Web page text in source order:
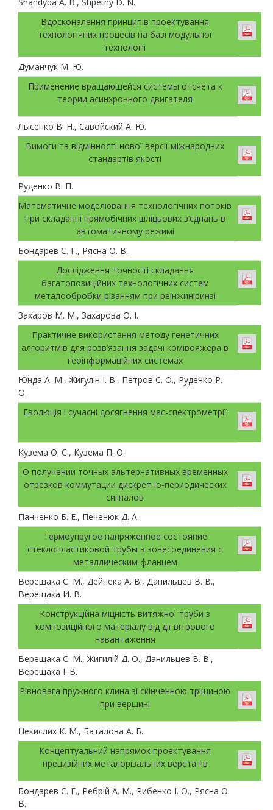
Вдосконалення принципів проектування
технологічних процесів на базі модульної
технології
Думанчук М. Ю.
Применение вращающейся системы отсчета к
теории асинхронного двигателя
Лысенко В. Н., Савойский А. Ю.
Вимоги та відмінності нової версії міжнародних
стандартів якості
Руденко В. П.
Математичне моделювання технологічних потоків
при складанні прямобічних шліцьових з’єднань в
автоматичному режимі
Бондарев С. Г., Рясна О. В.
Дослідження точності складання
багатопозиційних технологічних систем
металообробки різанням при реінжиніринзі
Захаров М. М., Захарова О. І.
Практичне використання методу генетичних
алгоритмів для розв’язання задачі комівояжера в
геоінформаційних системах
Юнда А. М., Жигулін І. В., Петров С. О., Руденко Р.
О.
Еволюція і сучасні досягнення мас-спектрометрії
Кузема О. С., Кузема П. О.
О получении точных альтернативных временных
отрезков коммутации дискретно-периодических
сигналов
Панченко Б. Е., Печенюк Д. А.
Термоупругое напряженное состояние
стеклопластиковой трубы в зонесоединения с
металлическим фланцем
Верещака С. М., Дейнека А. В., Данильцев В. В.,
Верещака И. В.
Конструкційна міцність витяжної труби з
композиційного матеріалу від дії вітрового
навантаження
Верещака С. М., Жигилій Д. О., Данильцев В. В.,
Верещака І. В.
Рівновага пружного клина зі скінченною тріщиною
при вершині
Некислих К. М., Баталова А. Б.
Концептуальний напрямок проектування
прецизійних металорізальних верстатів
Бондарев С. Г., Ребрій А. М., Рибенко І. О., Рясна О.
В.